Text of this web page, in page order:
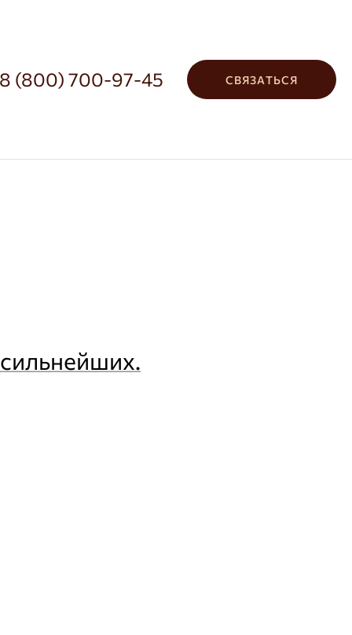
8 (800) 700-97-45 СВЯЗАТЬСЯ